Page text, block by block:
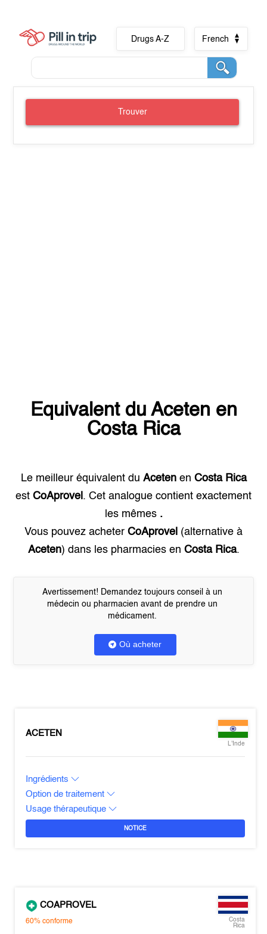
Drugs A-Z French
Trouver
Equivalent du Aceten en
Costa Rica
Le meilleur équivalent du Acetenen Costa Rica
est CoAprovel . Cet analogue contient exactement
les mêmes .
Vous pouvez acheter CoAprovel (alternative à
Aceten) dans les pharmacies en Costa Rica.
Avertissement! Demandez toujours conseil à un
médecin ou pharmacien avant de prendre un
médicament.
Où acheter
ACETEN
L'Inde
Ingrédients
Option de traitement
Usage thérapeutique
NOTICE
COAPROVEL
60%conforme
Costa
Rica